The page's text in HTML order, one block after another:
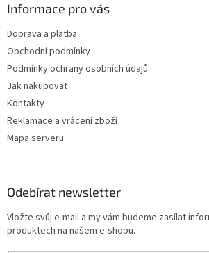
Informace pro vás
Doprava a platba
Obchodní podmínky
Podmínky ochrany osobních údajů
Jak nakupovat
Kontakty
Reklamace a vrácení zboží
Mapa serveru
Odebírat newsletter
Vložte svůj e-mail a my vám budeme zasílat
produktech na našem e-shopu.